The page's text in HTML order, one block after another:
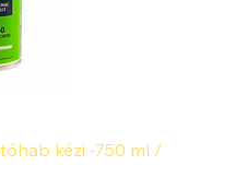
kézi -750 ml /